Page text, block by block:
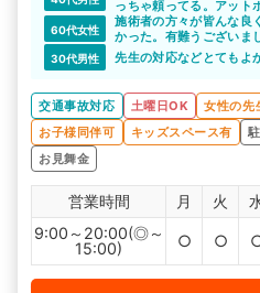
っちゃ頼ってる。アット
60代女性
施術者の方々が皆んな良
かった。有難うございま
30代男性 先生の対応などとてもよ
交通事故対応 土曜日OK 女性の先
お子様同伴可
キッズスペース有
お見舞金
営業時間 月 火
9:00～20:00(◎～
15:00)
○ ○